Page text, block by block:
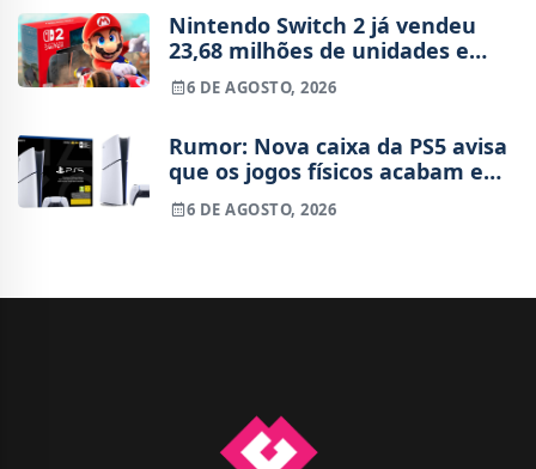
Nintendo Switch 2 já vendeu
23,68 milhões de unidades e
está 4 milhões à frente da
Switch original no mesmo
6 DE AGOSTO, 2026
Rumor: Nova caixa da PS5 avisa
que os jogos físicos acabam em
2028
6 DE AGOSTO, 2026